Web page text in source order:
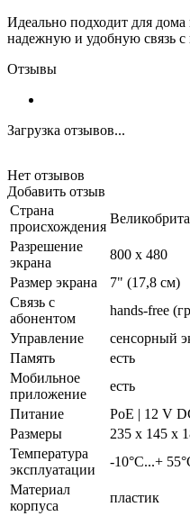
Идеально подходит для
надежную и удобную связь с
Отзывы
Загрузка отзывов...
Нет отзывов
Добавить отзыв
Страна
происхождения
Разрешение
экрана
800 х 480
Размер экрана
7" (17,8 см)
Связь с
абонентом
hands-free
Управление
сенсорный
Память
есть
Мобильное
приложение
есть
Питание
PoE | 12 V
Размеры
235 x 145 x
Температура
эксплуатации
-10°C...+
Материал
корпуса
пластик